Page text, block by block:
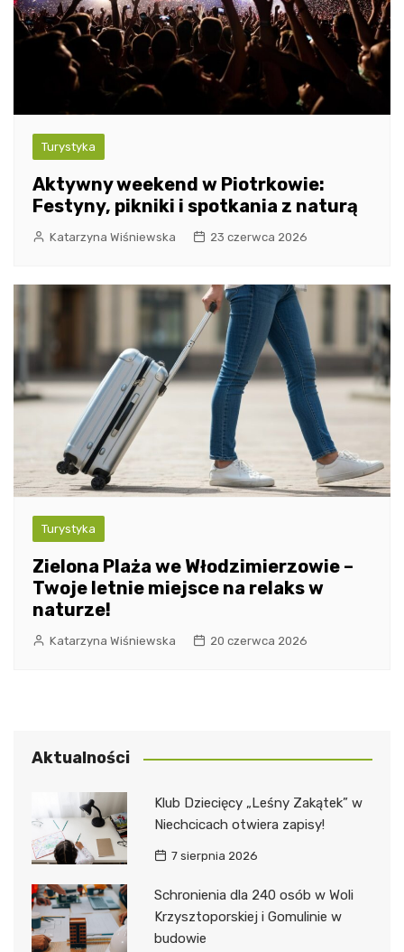
Turystyka
Aktywny weekend w Piotrkowie:
Festyny, pikniki i spotkania z naturą
Katarzyna Wiśniewska 23 czerwca 2026
Turystyka
Zielona Plaża we Włodzimierzowie –
Twoje letnie miejsce na relaks w
naturze!
Katarzyna Wiśniewska 20 czerwca 2026
Aktualności
Klub Dziecięcy „Leśny Zakątek” w
Niechcicach otwiera zapisy!
7 sierpnia 2026
Schronienia dla 240 osób w Woli
Krzysztoporskiej i Gomulinie w
budowie